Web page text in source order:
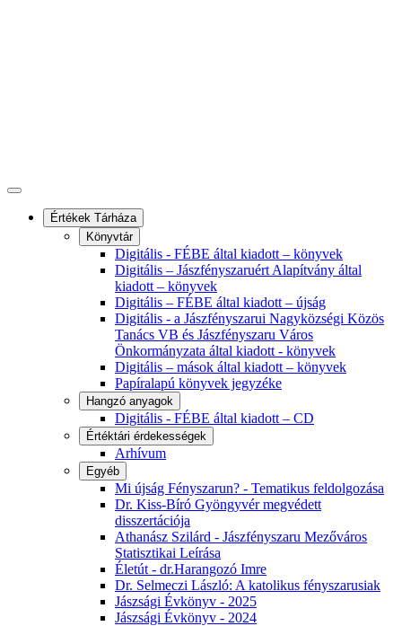
Értékek Tárháza
Könyvtár
Digitális - FÉBE által kiadott – könyvek
Digitális – Jászfényszaruért Alapítvány által
kiadott – könyvek
Digitális – FÉBE által kiadott – újság
Digitális - a Jászfényszarui Nagyközségi Közös
Tanács VB és Jászfényszaru Város
Önkormányzata által kiadott - könyvek
Digitális – mások által kiadott – könyvek
Papíralapú könyvek jegyzéke
Hangzó anyagok
Digitális - FÉBE által kiadott – CD
Értéktári érdekességek
Arhívum
Egyéb
Mi újság Fényszarun? - Tematikus feldolgozása
Dr. Kiss-Bíró Gyöngyvér megvédett
disszertációja
Athanász Szilárd - Jászfényszaru Mezőváros
Statisztikai Leírása
Életút - dr.Harangozó Imre
Dr. Selmeczi László: A katolikus fényszarusiak
Jászsági Évkönyv - 2025
Jászsági Évkönyv - 2024